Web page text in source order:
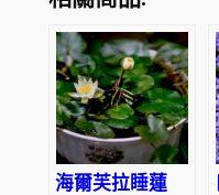
d
A
b海爾芙拉睡蓮